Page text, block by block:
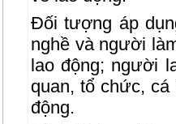
Đối tượng áp
nghề và người
lao động; người
quan, tổ chức,
động.